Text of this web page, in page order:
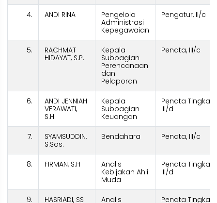
4. ANDI RINA
Pengelola
Administrasi
Kepegawaian
Pengatur, II/c
5.
RACHMAT
HIDAYAT, S.P.
Kepala
Subbagian
Perencanaan
dan
Pelaporan
Penata, III/c
6.
ANDI JENNIAH
VERAWATI,
S.H.
Kepala
Subbagian
Keuangan
Penata Tingkat I,
III/d
7.
SYAMSUDDIN,
S.Sos.
Bendahara Penata, III/c
8. FIRMAN, S.H
Analis
Kebijakan Ahli
Muda
Penata Tingkat I,
III/d
9. HASRIADI, SS
Analis
Penata Tingkat I,